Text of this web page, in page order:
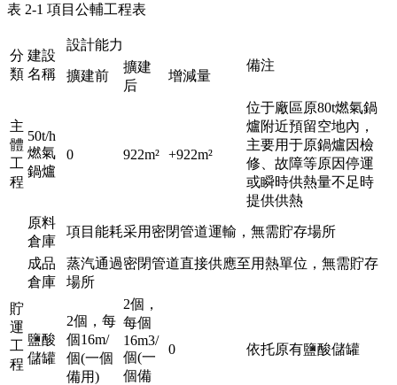
表 2-1 項目公輔工程表
分
類
建設
名稱
設計能力
備注
擴建前
擴建
后
增減量
主
體
工
程
50t/h
燃氣
鍋爐
0 922m² +922m²
位于廠區原80t燃氣鍋
爐附近預留空地內，
主要用于原鍋爐因檢
修、故障等原因停運
或瞬時供熱量不足時
提供供熱
貯
運
工
程
原料
倉庫
項目能耗采用密閉管道運輸，無需貯存場所
成品
倉庫
蒸汽通過密閉管道直接供應至用熱單位，無需貯存
場所
鹽酸
儲罐
2個，每
個16m/
個(一個
備用)
2個，
每個
16m3/
個(一
個備
0 依托原有鹽酸儲罐